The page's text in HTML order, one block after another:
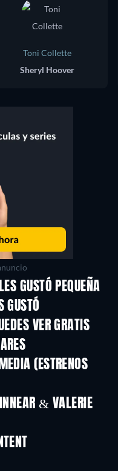
Toni Collette
Sheryl Hoover
GUSTÓ PEQUEÑA
GUSTÓ
VER GRATIS
(ESTRENOS
& VALERIE